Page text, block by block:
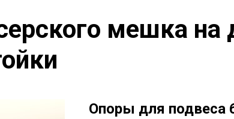
мешка на
Опоры для подвеса